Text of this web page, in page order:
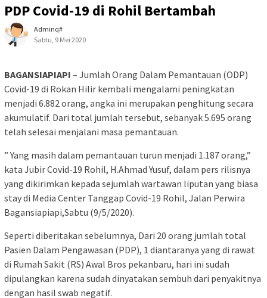
PDP Covid-19 di Rohil Bertambah
Adminq#
Sabtu, 9 Mei 2020
BAGANSIAPIAPI – Jumlah Orang Dalam Pemantauan (ODP)
Covid-19 di Rokan Hilir kembali mengalami peningkatan
menjadi 6.882 orang, angka ini merupakan penghitung secara
akumulatif. Dari total jumlah tersebut, sebanyak 5.695 orang
telah selesai menjalani masa pemantauan.
” Yang masih dalam pemantauan turun menjadi 1.187 orang,”
kata Jubir Covid-19 Rohil, H.Ahmad Yusuf, dalam pers rilisnya
yang dikirimkan kepada sejumlah wartawan liputan yang biasa
stay di Media Center Tanggap Covid-19 Rohil, Jalan Perwira
Bagansiapiapi,Sabtu (9/5/2020).
Seperti diberitakan sebelumnya, Dari 20 orang jumlah total
Pasien Dalam Pengawasan (PDP), 1 diantaranya yang di rawat
di Rumah Sakit (RS) Awal Bros pekanbaru, hari ini sudah
dipulangkan karena sudah dinyatakan sembuh dari penyakitnya
dengan hasil swab negatif.